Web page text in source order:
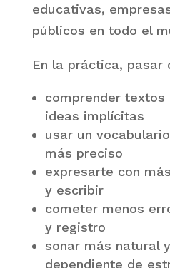
educativas,
públicos en todo el
En la práctica, pasar
comprender textos
ideas implícitas
usar un
más preciso
expresarte con
y escribir
cometer menos
y registro
sonar más natural
dependiente de